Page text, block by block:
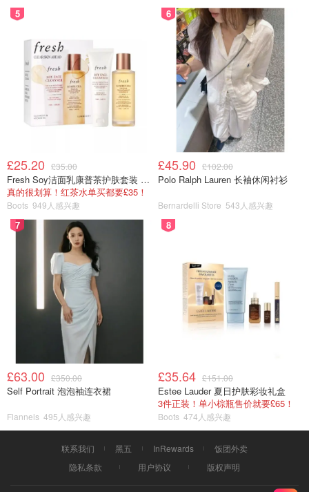
5
£25.20 £35.00
Fresh Soy洁面乳康普茶护肤套装 100ml
真的很划算！红茶水单买都要£35！
Boots 949人感兴趣
6
£45.90 £102.00
Polo Ralph Lauren 长袖休闲衬衫
Bernardelli Store 543人感兴趣
7
£63.00 £350.00
Self Portrait 泡泡袖连衣裙
Flannels 495人感兴趣
8
£35.64 £151.00
Estee Lauder 夏日护肤彩妆礼盒
3件正装！单小棕瓶售价就要£65！
Boots 474人感兴趣
联系我们 黑五 InRewards
饭团外卖
隐私条款
用户协议 版权声明